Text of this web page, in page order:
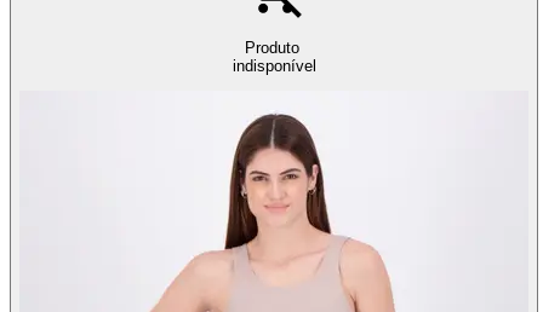
Produto
indisponível